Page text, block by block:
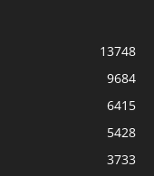
13748
9684
6415
5428
3733